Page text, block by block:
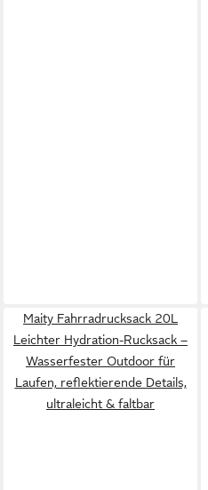
Maity Fahrradrucksack 20L
Leichter Hydration-Rucksack –
Wasserfester Outdoor für
Laufen, reflektierende Details,
ultraleicht & faltbar